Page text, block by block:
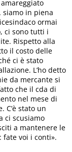
siamo in piena
ormai
ci sono tutti i
Rispetto alla
il costo delle
ci è stato
L’ho detto
da mercante si
che il cda di
nel mese di
C’è stato un
ci scusiamo
a mantenere le
voi i conti».